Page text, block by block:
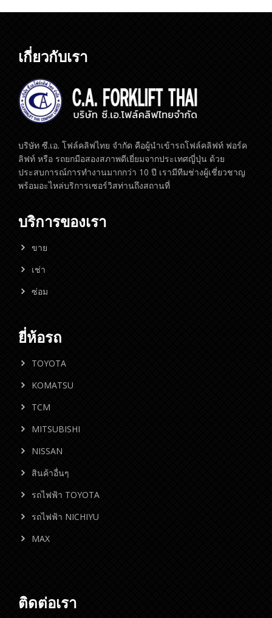
เกี่ยวกับเรา
บริษัท ซี.เอ. โฟล์คลิฟไทย จำกัด คือผู้นำเข้ารถโฟล์คลิฟท์ ฟอร์ค
ลิฟท์ หรือ รถยกมือสองสภาพดีเยี่ยมจากประเทศญี่ปุ่น ด้วย
ประสบการณ์การทำงานมากกว่า 10 ปี เรามีทีมช่างผู้เชี่ยวชาญ
พร้อมอะไหล่บริการเซอร์วิสท่านถึงสถานที่
บริการของเรา
ขาย
เช่า
ซ่อม
ยี่ห้อรถ
TOYOTA
KOMATSU
TCM
MITSUBISHI
NISSAN
สินค้าอื่นๆ
รถไฟฟ้า TOYOTA
รถไฟฟ้า NICHIYU
MAX
ติดต่อเรา